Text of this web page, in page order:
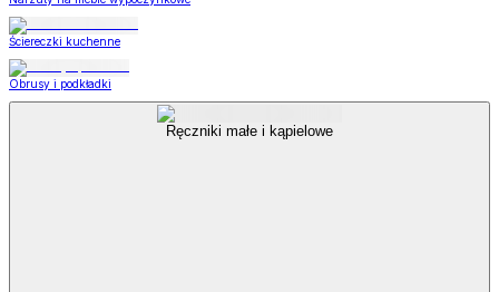
Ściereczki kuchenne
Obrusy i podkładki
Ręczniki małe i kąpielowe